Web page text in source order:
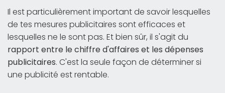
Il est particulièrement important de savoir lesquelles
de tes mesures publicitaires sont efficaces et
lesquelles ne le sont pas. Et bien sûr, il s'agit du
rapport entre le chiffre d'affaires et les dépenses
publicitaires. C'est la seule façon de déterminer si
une publicité est rentable.